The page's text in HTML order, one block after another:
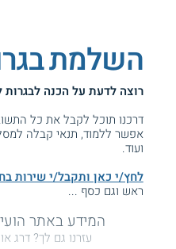
השלמת
רוצה לדעת על הכנה לבגרות
דרכנו תוכל לקבל את כל
אפשר ללמוד, תנאי קבלה
ועוד.
לחץ/י כאן ותקבל/י שירות
ראש וגם כסף ...
המידע באתר הועיל ל87%
עזרנו גם לך? דרג